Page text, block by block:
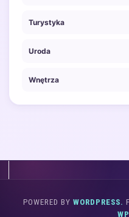
Turystyka
Uroda
Wnętrza
POWERED BY WORDPRESS.